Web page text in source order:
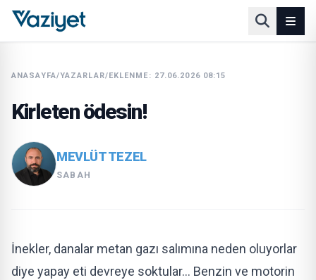
ANASAYFA/YAZARLAR/EKLENME: 27.06.2026 08:15
Kirleten ödesin!
MEVLÜT TEZEL
SABAH
İnekler, danalar metan gazı salımına neden oluyorlar
diye yapay eti devreye soktular… Benzin ve motorin